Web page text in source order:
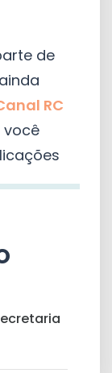
de
RC
você